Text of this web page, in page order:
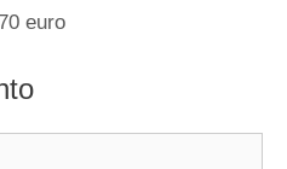
euro